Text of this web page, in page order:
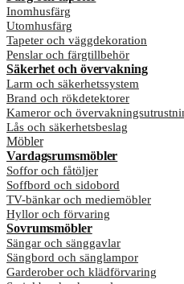
Inomhusfärg
Utomhusfärg
Tapeter och väggdekoration
Penslar och färgtillbehör
Säkerhet och övervakning
Larm och säkerhetssystem
Brand och rökdetektorer
Kameror och
Lås och säkerhetsbeslag
Möbler
Vardagsrumsmöbler
Soffor och fåtöljer
Soffbord och sidobord
TV-bänkar och mediemöbler
Hyllor och förvaring
Sovrumsmöbler
Sängar och sänggavlar
Sängbord och sänglampor
Garderober och klädförvaring